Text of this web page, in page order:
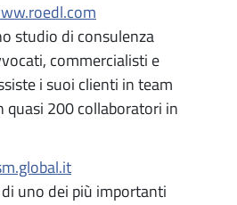
studio di consulenza
commercialisti e
i suoi clienti in team
quasi 200 collaboratori in
di uno dei più importanti